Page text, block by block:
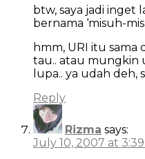
btw, saya jadi inget
bernama ‘misuh-
hmm, URI itu sama
tau.. atau mungkin
lupa.. ya udah deh,
Reply
Rizma says:
July 10, 2007 at